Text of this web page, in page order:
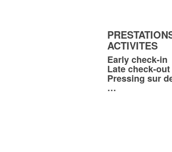
ACTIVITES
Early check-in
Late check-out
Pressing sur
…